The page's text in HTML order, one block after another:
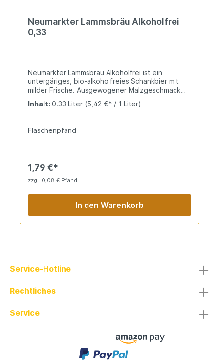
Neumarkter Lammsbräu Alkoholfrei
0,33
Neumarkter Lammsbräu Alkoholfrei ist ein
untergäriges, bio-alkoholfreies Schankbier mit
milder Frische. Ausgewogener Malzgeschmack
Genuss. Ideal als vitaminreicher Durstlöscher.
Inhalt: 0.33 Liter (5,42 €* / 1 Liter)
Flaschenpfand
1,79 €*
zzgl. 0,08 € Pfand
In den Warenkorb
Service-Hotline
Rechtliches
Service